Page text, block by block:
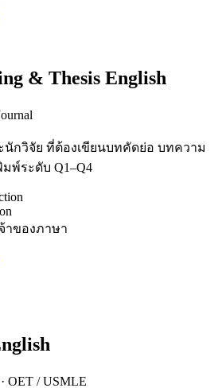
& Thesis English
นักวิจัย ที่ต้องเขียนบทคัดย่อ บทความ
พ์ระดับ Q1–Q4
จ้าของภาษา
/ USMLE